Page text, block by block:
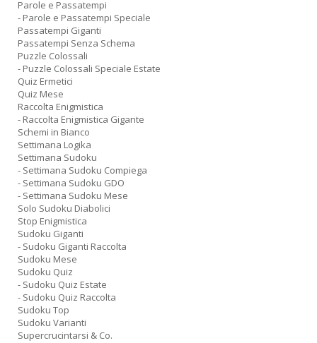
Parole e Passatempi
- Parole e Passatempi Speciale
Passatempi Giganti
Passatempi Senza Schema
Puzzle Colossali
- Puzzle Colossali Speciale Estate
Quiz Ermetici
Quiz Mese
Raccolta Enigmistica
- Raccolta Enigmistica Gigante
Schemi in Bianco
Settimana Logika
Settimana Sudoku
- Settimana Sudoku Compiega
- Settimana Sudoku GDO
- Settimana Sudoku Mese
Solo Sudoku Diabolici
Stop Enigmistica
Sudoku Giganti
- Sudoku Giganti Raccolta
Sudoku Mese
Sudoku Quiz
- Sudoku Quiz Estate
- Sudoku Quiz Raccolta
Sudoku Top
Sudoku Varianti
Supercrucintarsi & Co.